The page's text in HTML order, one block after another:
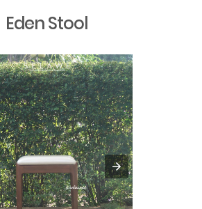
Eden Stool